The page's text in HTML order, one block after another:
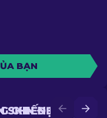
BẠN
SKIN ĐẸP HƠN
CHIẾN ĐẤU